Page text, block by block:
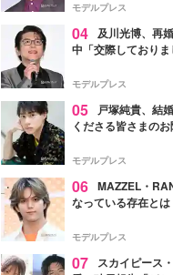
モデルプレス
04 及川光博、再
中「交際しておりま
モデルプレス
05
戸塚純貴、結
くださる皆さまの
す」【全文】
モデルプレス
06 MAZZEL・
なっている存在と
モデルプレス
07
スカイピース